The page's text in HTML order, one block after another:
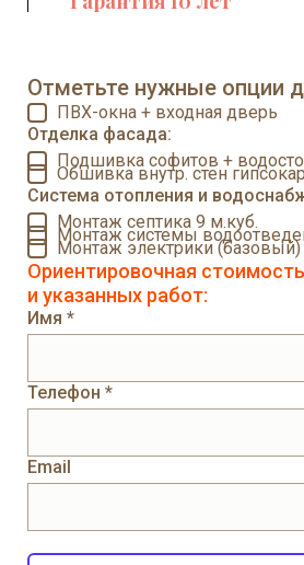
Отметьте нужные опции
ПВХ-окна + входная дверь
Отделка фасада:
Подшивка софитов +
Обшивка внутр. стен
Система отопления и
Монтаж септика 9 м.куб.
Монтаж системы
Монтаж электрики (базовый)
Ориентировочная
и указанных работ:
Имя *
Телефон *
Email